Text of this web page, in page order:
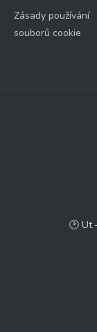
Zásady používání
souborů cookie
🕑 Ut